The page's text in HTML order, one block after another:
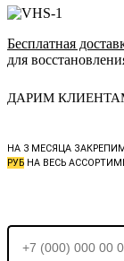
Бесплатная
для
ДАРИМ
НА 3 МЕСЯЦА
РУБ НА ВЕСЬ